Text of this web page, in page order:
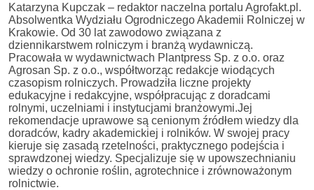
Katarzyna Kupczak – redaktor naczelna portalu Agrofakt.pl.
Absolwentka Wydziału Ogrodniczego Akademii Rolniczej w
Krakowie. Od 30 lat zawodowo związana z
dziennikarstwem rolniczym i branżą wydawniczą.
Pracowała w wydawnictwach Plantpress Sp. z o.o. oraz
Agrosan Sp. z o.o., współtworząc redakcje wiodących
czasopism rolniczych. Prowadziła liczne projekty
edukacyjne i redakcyjne, współpracując z doradcami
rolnymi, uczelniami i instytucjami branżowymi.Jej
rekomendacje uprawowe są cenionym źródłem wiedzy dla
doradców, kadry akademickiej i rolników. W swojej pracy
kieruje się zasadą rzetelności, praktycznego podejścia i
sprawdzonej wiedzy. Specjalizuje się w upowszechnianiu
wiedzy o ochronie roślin, agrotechnice i zrównoważonym
rolnictwie.